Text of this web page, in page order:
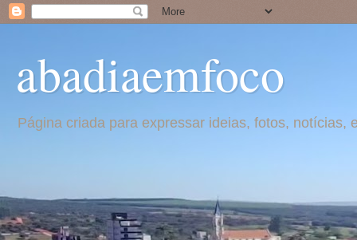
abadiaemfoco
Página criada para expressar ideias, fotos,